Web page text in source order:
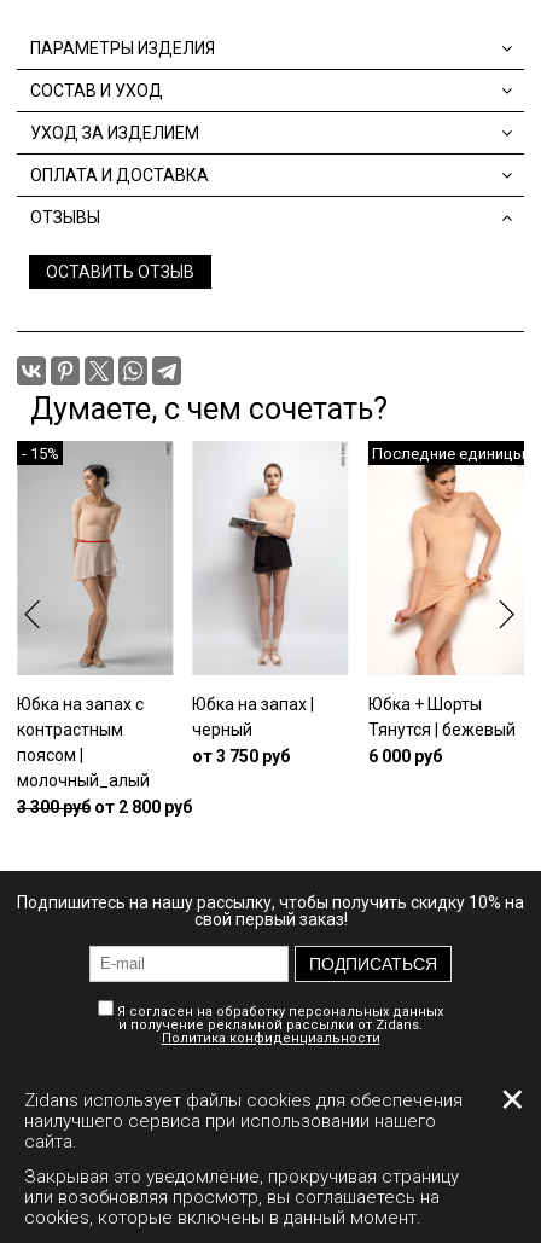
ПАРАМЕТРЫ ИЗДЕЛИЯ
СОСТАВ И УХОД
УХОД ЗА ИЗДЕЛИЕМ
ОПЛАТА И ДОСТАВКА
ОТЗЫВЫ
ОСТАВИТЬ ОТЗЫВ
Думаете, с чем сочетать?
- 15%
Юбка на запах с
контрастным
поясом |
молочный_алый
3 300 руб от 2 800 руб
Юбка на запах |
черный
от 3 750 руб
Последние единицы
Юбка + Шорты
Тянутся | бежевый
6 000 руб
Подпишитесь на нашу рассылку, чтобы получить скидку 10% на
свой первый заказ!
ПОДПИСАТЬСЯ
Я согласен на обработку персональных данных
и получение рекламной рассылки от Zidans.
Политика конфиденциальности
Личный кабинет Доставка Документы ✕
Zidans использует файлы cookies для обеспечения
наилучшего сервиса при использовании нашего
сайта.
Закрывая это уведомление, прокручивая страницу
или возобновляя просмотр, вы соглашаетесь на
cookies, которые включены в данный момент.